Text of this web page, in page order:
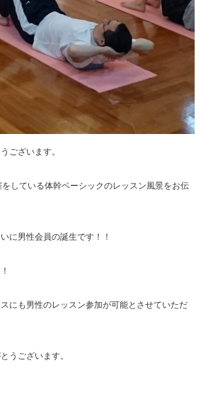
ございます。
している体幹ベーシックのレッスン風景をお伝
に男性会員の誕生です！！
にも男性のレッスン参加が可能とさせていただ
うございます。